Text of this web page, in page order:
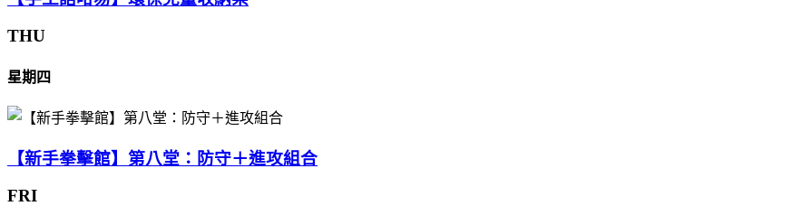
THU
星期四
【新手拳擊館】第八堂：防守＋進攻組合
FRI